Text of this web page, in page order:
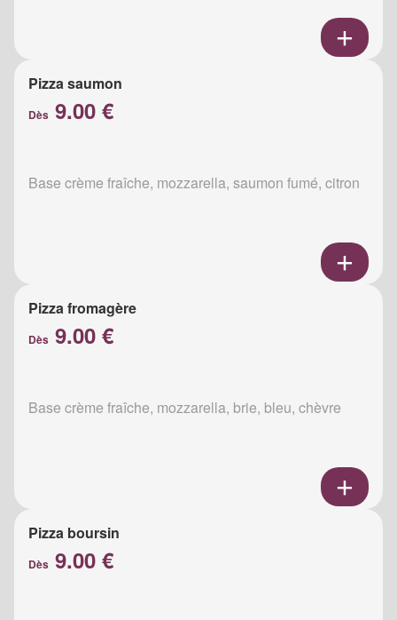
Pizza saumon
Dès 9.00 €
Base crème fraîche, mozzarella, saumon fumé, citron
Pizza fromagère
Dès 9.00 €
Base crème fraîche, mozzarella, brie, bleu, chèvre
Pizza boursin
Dès 9.00 €